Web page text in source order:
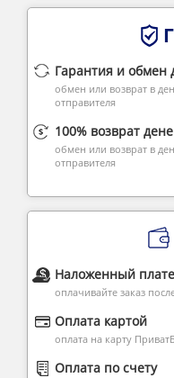
Гарантия и обмен
обмен или возврат в
отправителя
100% возврат
обмен или возврат в
отправителя
Наложенный
оплачивайте заказ
Оплата картой
оплата на карту
Оплата по счету